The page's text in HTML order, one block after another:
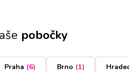
pobočky
Praha (6) Brno (1) Hradec